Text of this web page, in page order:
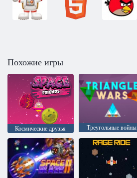
Похожие игры
Космические друзья Треугольные войны